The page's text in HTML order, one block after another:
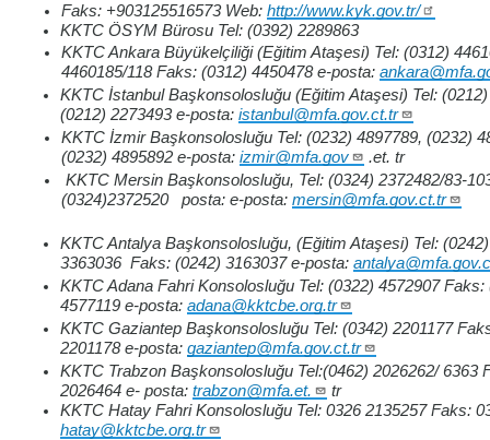
Faks: +903125516573 Web: http://www.kyk.gov.tr/
KKTC ÖSYM Bürosu Tel: (0392) 2289863
KKTC Ankara Büyükelçiliği (Eğitim Ataşesi) Tel: (0312)
4460185/118 Faks: (0312) 4450478 e-posta:
KKTC İstanbul Başkonsolosluğu (Eğitim Ataşesi) Tel:
(0212) 2273493 e-posta: istanbul@mfa.gov.ct.tr
KKTC İzmir Başkonsolosluğu Tel: (0232) 4897789, (0232)
(0232) 4895892 e-posta: izmir@mfa.gov
.et. tr
KKTC Mersin Başkonsolosluğu, Tel: (0324) 2372482/83-
(0324)2372520posta: e-posta: mersin@mfa.gov.ct.tr
KKTC Antalya Başkonsolosluğu, (Eğitim Ataşesi) Tel:
3363036 Faks: (0242) 3163037 e-posta:
KKTC Adana Fahri Konsolosluğu Tel: (0322) 4572907 Faks:
4577119 e-posta: adana@kktcbe.org.tr
KKTC Gaziantep Başkonsolosluğu Tel: (0342) 2201177
2201178 e-posta: gaziantep@mfa.gov.ct.tr
KKTC Trabzon Başkonsolosluğu Tel:(0462) 2026262/ 6363
2026464 e- posta: trabzon@mfa.et.
tr
KKTC Hatay Fahri Konsolosluğu Tel: 0326 2135257 Faks:
hatay@kktcbe.org.tr